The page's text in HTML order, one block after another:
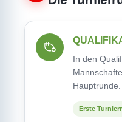
In den
Hauptrunde.
Erste